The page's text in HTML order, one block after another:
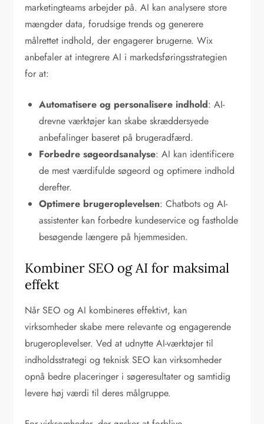
marketingteams arbejder på. AI kan analysere store
mængder data, forudsige trends og generere
målrettet indhold, der engagerer brugerne. Wix
anbefaler at integrere AI i markedsføringsstrategien
for at:
Automatisere og personalisere indhold: AI-
drevne værktøjer kan skabe skræddersyede
anbefalinger baseret på brugeradfærd.
Forbedre søgeordsanalyse: AI kan identificere
de mest værdifulde søgeord og optimere indhold
derefter.
Optimere brugeroplevelsen: Chatbots og AI-
assistenter kan forbedre kundeservice og fastholde
besøgende længere på hjemmesiden.
Kombiner SEO og AI for maksimal
effekt
Når SEO og AI kombineres effektivt, kan
virksomheder skabe mere relevante og engagerende
brugeroplevelser. Ved at udnytte AI-værktøjer til
indholdsstrategi og teknisk SEO kan virksomheder
opnå bedre placeringer i søgeresultater og samtidig
levere høj værdi til deres målgruppe.